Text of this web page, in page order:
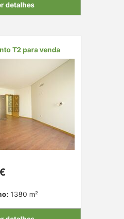
detalhes
T2 para venda
1380 m²